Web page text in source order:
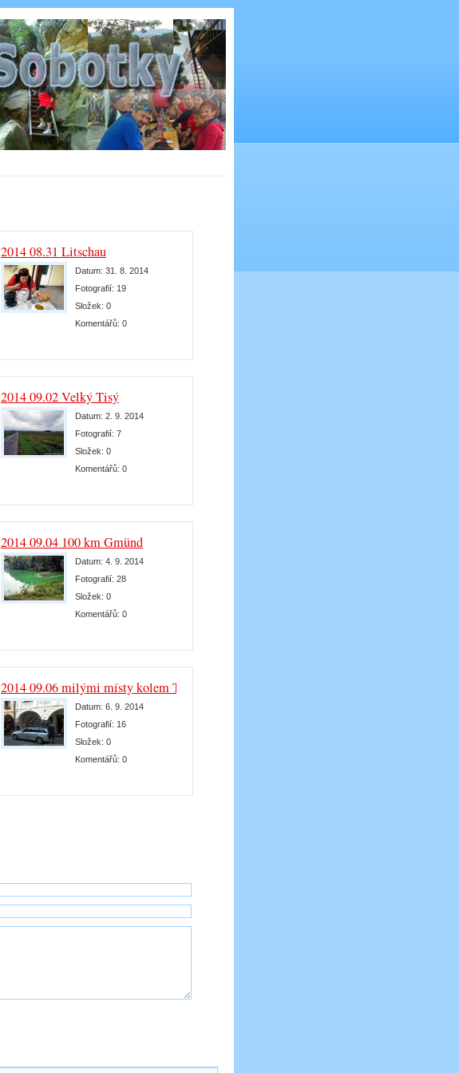
2014 08.31 Litschau
Datum: 31. 8. 2014
Fotografií: 19
Složek: 0
Komentářů: 0
2014 09.02 Velký Tisý
Datum: 2. 9. 2014
Fotografií: 7
Složek: 0
Komentářů: 0
2014 09.04 100 km Gmünd
Datum: 4. 9. 2014
Fotografií: 28
Složek: 0
Komentářů: 0
2014 09.06 milými místy kolem Třeboně
Datum: 6. 9. 2014
Fotografií: 16
Složek: 0
Komentářů: 0